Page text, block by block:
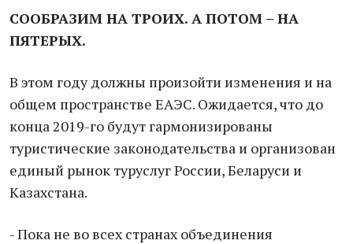
СООБРАЗИМ НА ТРОИХ. А ПОТОМ – НА
ПЯТЕРЫХ.
В этом году должны произойти изменения и на
общем пространстве ЕАЭС. Ожидается, что до
конца 2019-го будут гармонизированы
туристические законодательства и организован
единый рынок туруслуг России, Беларуси и
Казахстана.
- Пока не во всех странах объединения